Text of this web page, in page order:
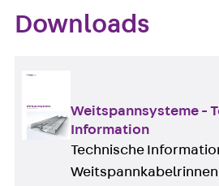
Downloads
Weitspannsysteme -
Information
Technische
Weitspannkabelrinnen